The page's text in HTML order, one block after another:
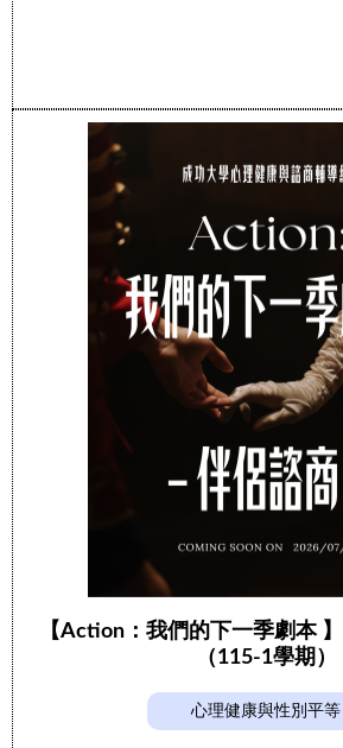
【Action：我們的下一季劇本
（115-1學期）
心理健康與性別平等